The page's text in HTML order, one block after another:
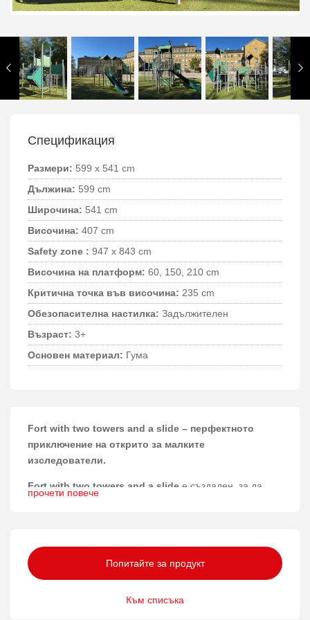
Спецификация
Размери: 599 x 541 cm
Дължина: 599 cm
Широчина: 541 cm
Височина: 407 cm
Safety zone : 947 x 843 cm
Височина на платформ: 60, 150, 210 cm
Критична точка във височина: 235 cm
Обезопасителна настилка: Задължителен
Възраст: 3+
Основен материал: Гума
Fort with two towers and a slide – перфектното
приключение на открито за малките
изследователи.
Fort with two towers and a slide е създаден, за да
предложи вълнуващо и безопасно пространство за
Материали и конструкция
материали като неръждаема стомана, прахово
прочети повече
Попитайте за продукт
Към списъка